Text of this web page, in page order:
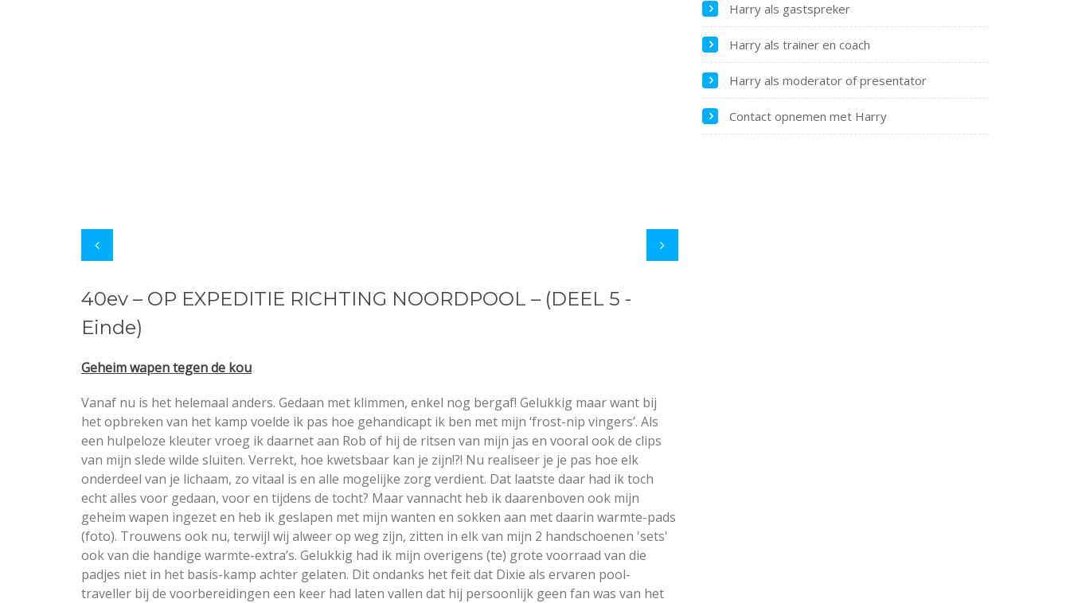
40ev – OP EXPEDITIE RICHTING NOORDPOOL – (DEEL 5 -
Einde)
Geheim wapen tegen de kou
Vanaf nu is het helemaal anders. Gedaan met klimmen, enkel nog bergaf! Gelukkig maar want bij
het opbreken van het kamp voelde ik pas hoe gehandicapt ik ben met mijn ‘frost-nip vingers’. Als
een hulpeloze kleuter vroeg ik daarnet aan Rob of hij de ritsen van mijn jas en vooral ook de clips
van mijn slede wilde sluiten. Verrekt, hoe kwetsbaar kan je zijn!?! Nu realiseer je je pas hoe elk
onderdeel van je lichaam, zo vitaal is en alle mogelijke zorg verdient. Dat laatste daar had ik toch
echt alles voor gedaan, voor en tijdens de tocht? Maar vannacht heb ik daarenboven ook mijn
geheim wapen ingezet en heb ik geslapen met mijn wanten en sokken aan met daarin warmte-pads
(foto). Trouwens ook nu, terwijl wij alweer op weg zijn, zitten in elk van mijn 2 handschoenen 'sets'
ook van die handige warmte-extra’s. Gelukkig had ik mijn overigens (te) grote voorraad van die
padjes niet in het basis-kamp achter gelaten. Dit ondanks het feit dat Dixie als ervaren pool-
traveller bij de voorbereidingen een keer had laten vallen dat hij persoonlijk geen fan was van het
Harry als gastspreker
Harry als trainer en coach
Harry als moderator of presentator
Contact opnemen met Harry